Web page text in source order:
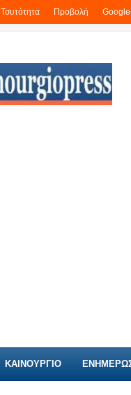
Τσυτότητα Προβολή
ΚΑΙΝΟΎΡΓΙΟ